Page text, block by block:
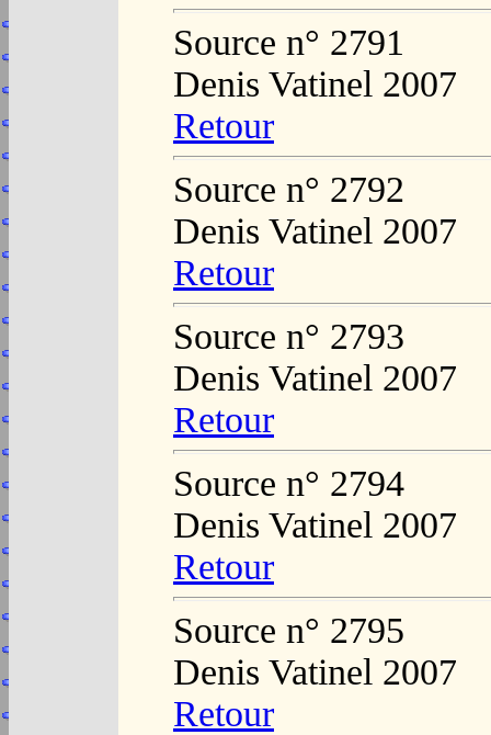
Source n° 2791
Denis Vatinel 2007
Retour
Source n° 2792
Denis Vatinel 2007
Retour
Source n° 2793
Denis Vatinel 2007
Retour
Source n° 2794
Denis Vatinel 2007
Retour
Source n° 2795
Denis Vatinel 2007
Retour